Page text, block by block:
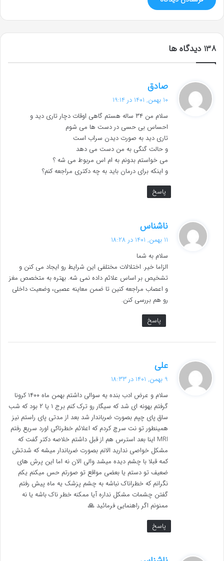
‫138 دیدگاه ها
صادق
:
10 بهمن, 1401 در 19:14
سلام من ۳۴ ساله هستم گاهی اوقات دچار تاری دید و
احساس بی حسی در دست ها می شوم
تاری دید به صورت دیدن سراب است
و حالت گنگی به من دست می دهد
می خواستم بدونم به ام اس مربوط می شه ؟
و اینکه برای درمان باید به چه دکتری مراجعه کنم؟
پاسخ
ناشناس
ف
:
11 بهمن, 1401 در 18:28
سلام به شما
الزاما خیر. اختلالات مختلفی این شرایط رو ایجاد می کنن و
تشخیص بر اساس علائم داده نمی شه. بهتره به متخصص مغز
و اعصاب مراجعه کنین تا ضمن معاینه عصبی، وضعیت داخلی
رو هم بررسی کنن.
پاسخ
علی
ت
:
9 بهمن, 1401 در 18:33
سلام و عرض ادب بنده یه سوالی داشتم بهمن ماه ۱۴۰۰ کرونا
گرفتم بهونه ای شد که سیگار رو ترک کنم برج ۱ یا ۲ بود که شب
ساق پای چپم بصورت ضرباندار شد بعد از مدتی پای راستم نیز
همینطور تو نت سرچ کردم که اعلائم خطرناکی اورد سریع رفتم
MRI اینا بعد استرس هم از قبل داشتم خلاصه دکتر گفت که
مشکل خواصی ندارید الانم بصورت ضرباندار میشه که شدتش
کمه قبلا با چشم دیده میشد والی الان نه اما این پرش های
ضعیف تو دستم یا بعضی مواقع تو صورتم حس میکنم یکم
نگرانم که خطراناک نباشه به چشم پزشک یه ماه پیش رفتم
گفتن چشمات مشکل نداره آیا ممکنه خطر ناک باشه یا نه
ممنونم اگر راهنمایی فرمائید 🙏
پاسخ